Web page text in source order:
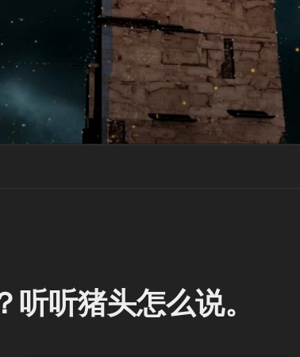
听猪头怎么说。